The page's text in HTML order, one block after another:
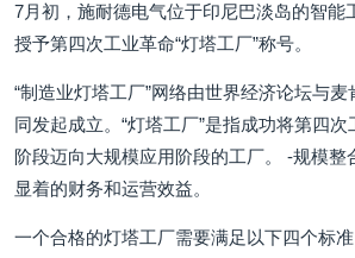
7月初，施耐德电气位于印尼巴淡岛的智能
授予第四次工业革命“灯塔工厂”称号。
“制造业灯塔工厂”网络由世界经济论坛与
同发起成立。“灯塔工厂”是指成功将第四
阶段迈向大规模应用阶段的工厂。 -规模整
显着的财务和运营效益。
一个合格的灯塔工厂需要满足以下四个标